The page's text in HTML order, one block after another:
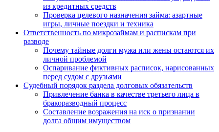
из кредитных средств
Проверка целевого назначения займа: азартные
игры, личные поездки и техника
Ответственность по микрозаймам и распискам при
разводе
Почему тайные долги мужа или жены остаются их
личной проблемой
Оспаривание фиктивных расписок, нарисованных
перед судом с друзьями
Судебный порядок раздела долговых обязательств
Привлечение банка в качестве третьего лица в
бракоразводный процесс
Составление возражения на иск о признании
долга общим имуществом